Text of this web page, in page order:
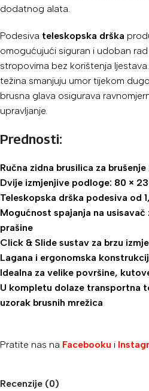
dodatnog alata.
Podesiva teleskopska drška
omogućujući siguran i udoban
stropovima bez korištenja
težina smanjuju umor tijekom
brusna glava osigurava
upravljanje.
Prednosti:
Ručna zidna brusilica za
Dvije izmjenjive podloge: 80 ×
Teleskopska drška podesiva od
Mogućnost spajanja na
prašine
Click & Slide sustav za brzu
Lagana i ergonomska
Idealna za velike površine,
U kompletu dolaze transportna
uzorak brusnih mrežica
Pratite nas na Facebooku i
Recenzije (0)